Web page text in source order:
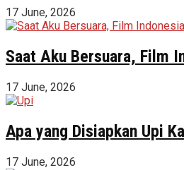
17 June, 2026
Saat Aku Bersuara, Film
17 June, 2026
Apa yang Disiapkan Upi
17 June, 2026